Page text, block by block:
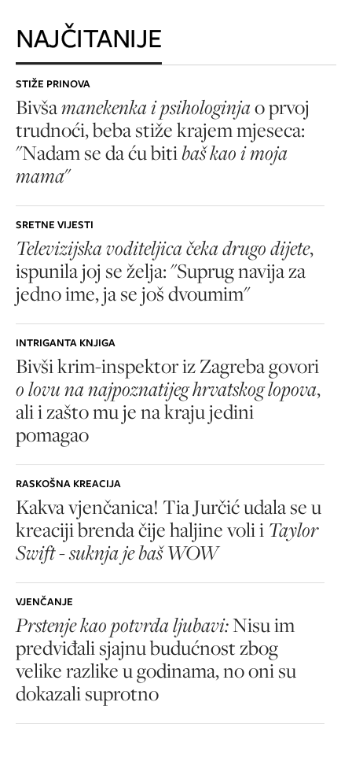
NAJČITANIJE
STIŽE PRINOVA
Bivšamanekenka i psihologinjao prvoj
trudnoći, beba stiže krajem mjeseca:
"Nadam se da ću bitibaš kao i moja
mama"
SRETNE VIJESTI
Televizijska voditeljica čeka drugo dijete,
ispunila joj se želja: "Suprug navija za
jedno ime, ja se još dvoumim"
INTRIGANTA KNJIGA
Bivši krim-inspektor iz Zagreba govori
o lovu na najpoznatijeg hrvatskog lopova,
ali i zašto mu je na kraju jedini
pomagao
RASKOŠNA KREACIJA
Kakva vjenčanica! Tia Jurčić udala se u
kreaciji brenda čije haljine voli i Taylor
Swift - suknja je baš WOW
VJENČANJE
Prstenje kao potvrda ljubavi:Nisu im
predviđali sjajnu budućnost zbog
velike razlike u godinama, no oni su
dokazali suprotno